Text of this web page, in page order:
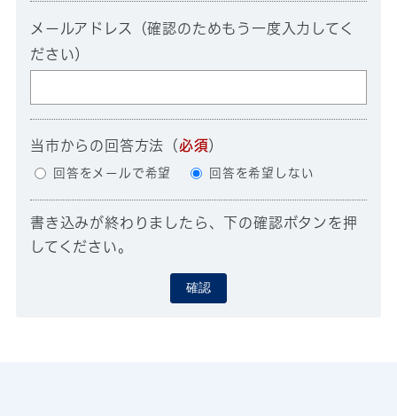
メールアドレス（確認のためもう一度入力してく
ださい）
当市からの回答方法 （必須）
回答をメールで希望 回答を希望しない
書き込みが終わりましたら、下の確認ボタンを押
してください。
確認